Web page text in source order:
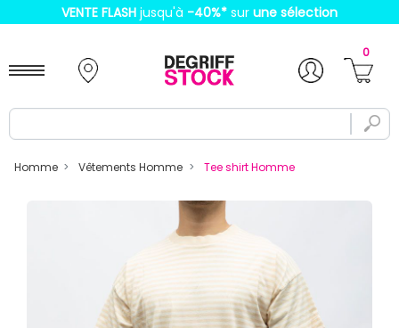
VENTE FLASH jusqu'à -40%* sur une sélection
0
Homme Vêtements Homme Tee shirt Homme